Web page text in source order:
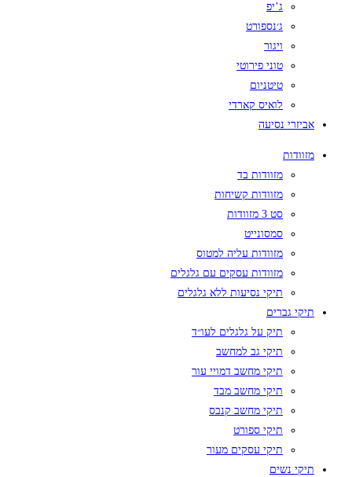
ג’יפ
ג׳נספורט
ויגור
טוני פירוטי
טיטניום
לואיס קארדי
אביזרי נסיעה
מזוודות
מזוודות בד
מזוודות קשיחות
סט 3 מזוודות
סמסונייט
מזוודות עליה למטוס
מזוודות עסקים עם גלגלים
תיקי נסיעות ללא גלגלים
תיקי גברים
תיק על גלגלים לעו״ד
תיקי גב למחשב
תיקי מחשב דמויי עור
תיקי מחשב מבד
תיקי מחשב קנבס
תיקי ספורט
תיקי עסקים מעור
תיקי נשים